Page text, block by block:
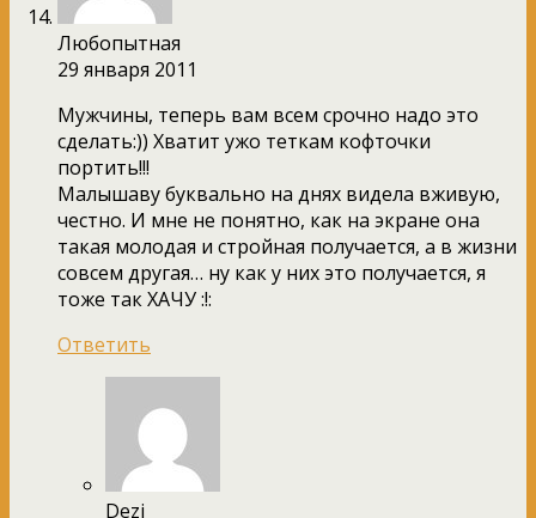
Любопытная
29 января 2011
Мужчины, теперь вам всем срочно надо это
сделать:)) Хватит ужо теткам кофточки
портить!!!
Малышаву буквально на днях видела вживую,
честно. И мне не понятно, как на экране она
такая молодая и стройная получается, а в жизни
совсем другая… ну как у них это получается, я
тоже так ХАЧУ :!:
Ответить
Dezi